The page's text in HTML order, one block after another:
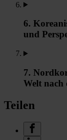
6.
und
7.
Welt nach
Teilen